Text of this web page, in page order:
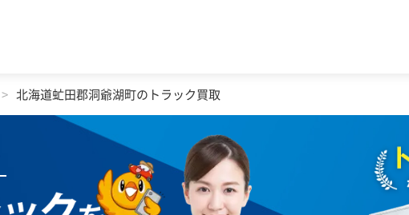
北海道虻田郡洞爺湖町のトラック買取